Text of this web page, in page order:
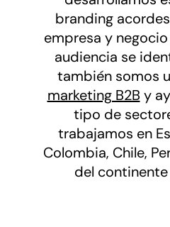
branding
empresa y
audiencia se
también somos
marketing B2B y
tipo de
trabajamos en
Colombia, Chile,
del